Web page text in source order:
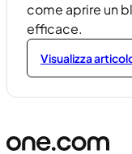
come aprire un
efficace.
Visualizza